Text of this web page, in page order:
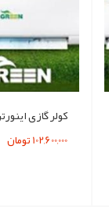
102,600,000 تومان